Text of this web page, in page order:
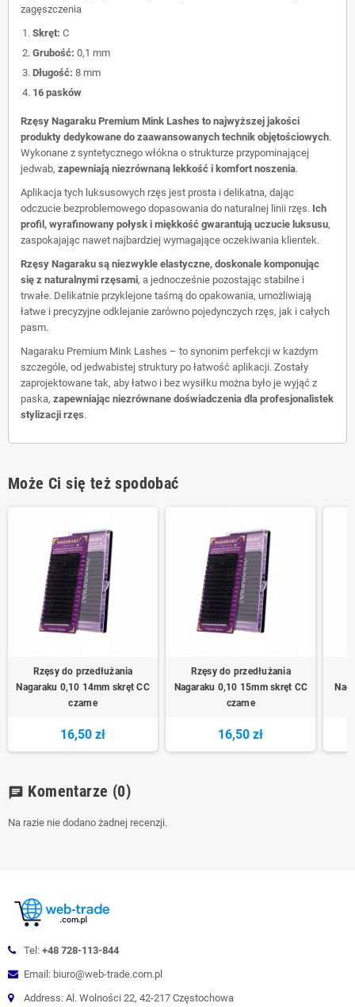
zagęszczenia
Skręt: C
Grubość: 0,1 mm
Długość: 8 mm
16 pasków
Rzęsy Nagaraku Premium Mink Lashes to najwyższej jakości
produkty dedykowane do zaawansowanych technik objętościowych.
Wykonane z syntetycznego włókna o strukturze przypominającej
jedwab, zapewniają niezrównaną lekkość i komfort noszenia.
Aplikacja tych luksusowych rzęs jest prosta i delikatna, dając
odczucie bezproblemowego dopasowania do naturalnej linii rzęs. Ich
profil, wyrafinowany połysk i miękkość gwarantują uczucie luksusu,
zaspokajając nawet najbardziej wymagające oczekiwania klientek.
Rzęsy Nagaraku są niezwykle elastyczne, doskonale komponując
się z naturalnymi rzęsami, a jednocześnie pozostając stabilne i
trwałe. Delikatnie przyklejone taśmą do opakowania, umożliwiają
łatwe i precyzyjne odklejanie zarówno pojedynczych rzęs, jak i całych
pasm.
Nagaraku Premium Mink Lashes – to synonim perfekcji w każdym
szczególe, od jedwabistej struktury po łatwość aplikacji. Zostały
zaprojektowane tak, aby łatwo i bez wysiłku można było je wyjąć z
paska, zapewniając niezrównane doświadczenia dla profesjonalistek
stylizacji rzęs.
Może Ci się też spodobać
Rzęsy do przedłużania
Nagaraku 0,10 14mm skręt CC
czarne
16,50 zł
Rzęsy do przedłużania
Nagaraku 0,10 15mm skręt CC
czarne
16,50 zł
chat Komentarze (0)
Na razie nie dodano żadnej recenzji.
Tel: +48 728-113-844
Email: biuro@web-trade.com.pl
Address: Al. Wolności 22, 42-217 Częstochowa